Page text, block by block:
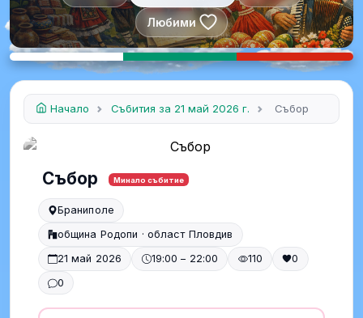
Любими
Начало Събития за 21 май 2026 г. Събор
Събор Минало събитие
Браниполе
община Родопи · област Пловдив
21 май 2026
19:00 – 22:00 110
0
0